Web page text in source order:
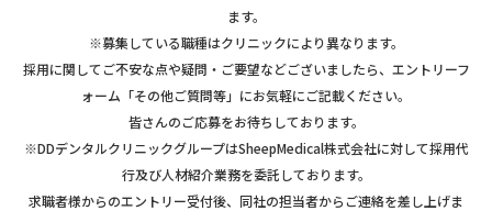
ます。
※募集している職種はクリニックにより異なります。
採用に関してご不安な点や疑問・ご要望などございましたら、エントリーフ
ォーム「その他ご質問等」にお気軽にご記載ください。
皆さんのご応募をお待ちしております。
※DDデンタルクリニックグループはSheepMedical株式会社に対して採用代
行及び人材紹介業務を委託しております。
求職者様からのエントリー受付後、同社の担当者からご連絡を差し上げま